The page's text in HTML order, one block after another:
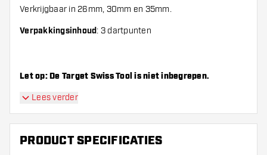
Verkrijgbaar in 26mm, 30mm en 35mm.
Verpakkingsinhoud: 3 dartpunten
Let op: De Target Swiss Tool is niet inbegrepen.
Lees verder
PRODUCT SPECIFICATIES